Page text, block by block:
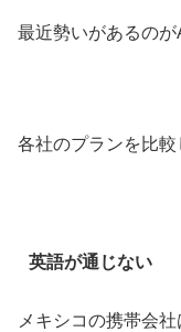
最近勢いがあるのが
各社のプランを比較
英語が通じない
メキシコの携帯会